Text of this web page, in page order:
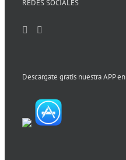
REDES SOCIALES
Descargate gratis nuestra APP en